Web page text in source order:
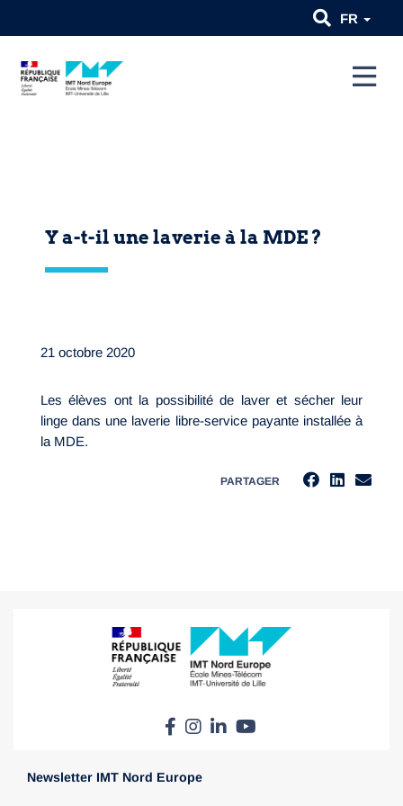
FR
Y a-t-il une laverie à la MDE ?
21 octobre 2020
Les élèves ont la possibilité de laver et sécher leur
linge dans une laverie libre-service payante installée à
la MDE.
PARTAGER
Newsletter IMT Nord Europe